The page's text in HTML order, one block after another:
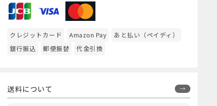
クレジットカード Amazon Pay
あと払い（ペイディ）
銀行振込
郵便振替 代金引換
送料について